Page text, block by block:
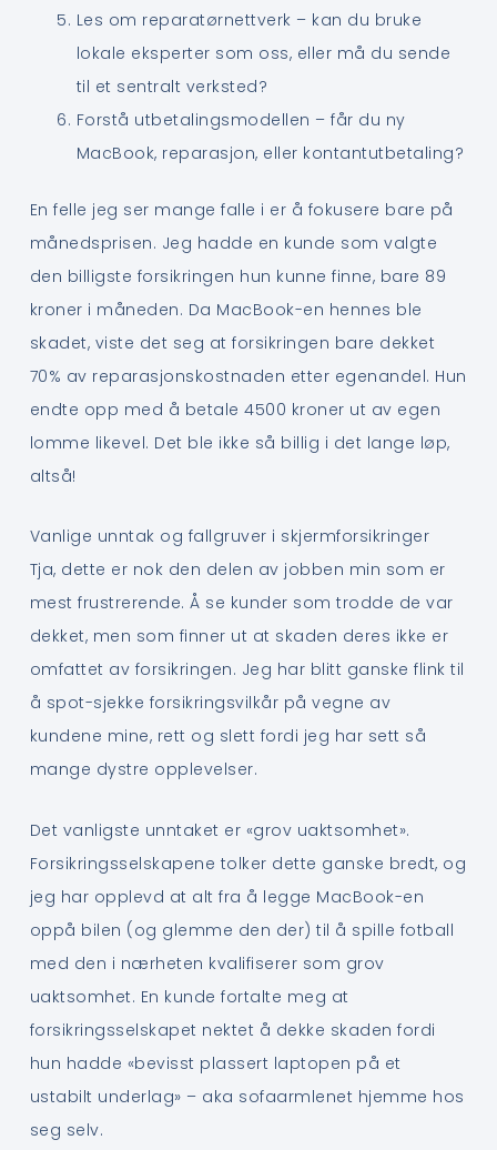
Les om reparatørnettverk – kan du bruke
lokale eksperter som oss, eller må du sende
til et sentralt verksted?
Forstå utbetalingsmodellen – får du ny
MacBook, reparasjon, eller kontantutbetaling?
En felle jeg ser mange falle i er å fokusere bare på
månedsprisen. Jeg hadde en kunde som valgte
den billigste forsikringen hun kunne finne, bare 89
kroner i måneden. Da MacBook-en hennes ble
skadet, viste det seg at forsikringen bare dekket
70% av reparasjonskostnaden etter egenandel. Hun
endte opp med å betale 4500 kroner ut av egen
lomme likevel. Det ble ikke så billig i det lange løp,
altså!
Vanlige unntak og fallgruver i skjermforsikringer
Tja, dette er nok den delen av jobben min som er
mest frustrerende. Å se kunder som trodde de var
dekket, men som finner ut at skaden deres ikke er
omfattet av forsikringen. Jeg har blitt ganske flink til
å spot-sjekke forsikringsvilkår på vegne av
kundene mine, rett og slett fordi jeg har sett så
mange dystre opplevelser.
Det vanligste unntaket er «grov uaktsomhet».
Forsikringsselskapene tolker dette ganske bredt, og
jeg har opplevd at alt fra å legge MacBook-en
oppå bilen (og glemme den der) til å spille fotball
med den i nærheten kvalifiserer som grov
uaktsomhet. En kunde fortalte meg at
forsikringsselskapet nektet å dekke skaden fordi
hun hadde «bevisst plassert laptopen på et
ustabilt underlag» – aka sofaarmlenet hjemme hos
seg selv.